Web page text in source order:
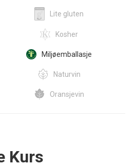
Lite gluten
Kosher
Miljøemballasje
Naturvin
Oransjevin
Kurs